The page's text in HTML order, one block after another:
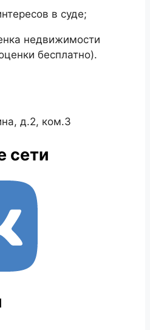
в суде;
недвижимости
бесплатно).
д.2, ком.3
сети